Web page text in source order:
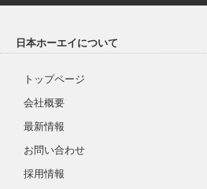
日本ホーエイについて
トップページ
会社概要
最新情報
お問い合わせ
採用情報